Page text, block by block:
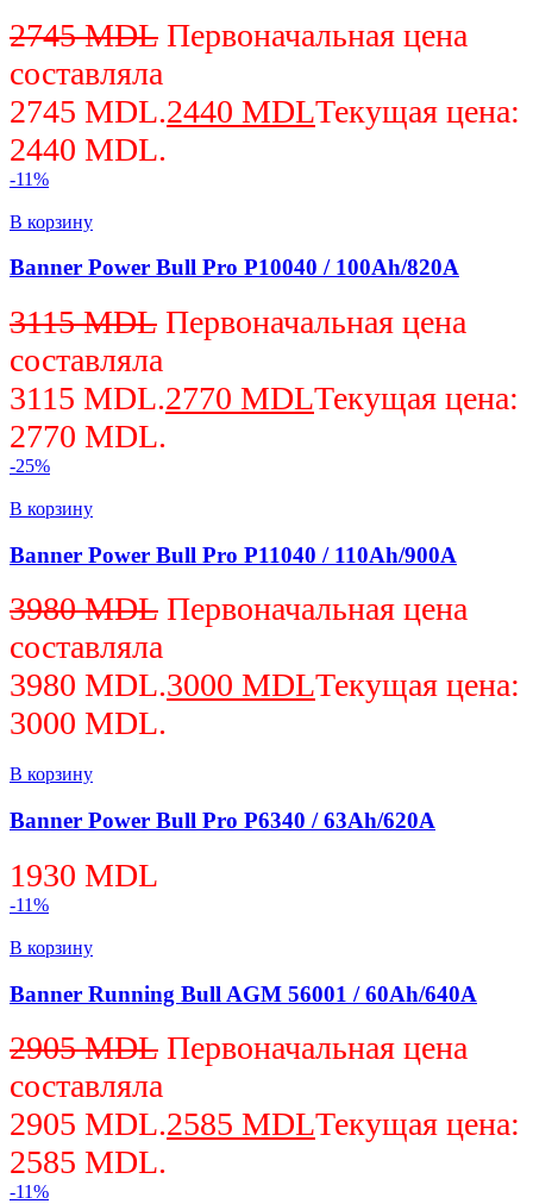
2745MDL Первоначальная цена
составляла
2745 MDL.2440 MDLТекущая цена:
2440 MDL.
-11%
В корзину
Banner Power Bull Pro P10040 / 100Ah/820A
3115MDL Первоначальная цена
составляла
3115 MDL.2770 MDLТекущая цена:
2770 MDL.
-25%
В корзину
Banner Power Bull Pro P11040 / 110Ah/900A
3980MDL Первоначальная цена
составляла
3980 MDL.3000 MDLТекущая цена:
3000 MDL.
В корзину
Banner Power Bull Pro P6340 / 63Ah/620A
1930 MDL
-11%
В корзину
Banner Running Bull AGM 56001 / 60Ah/640A
2905MDL Первоначальная цена
составляла
2905 MDL.2585 MDLТекущая цена:
2585 MDL.
-11%